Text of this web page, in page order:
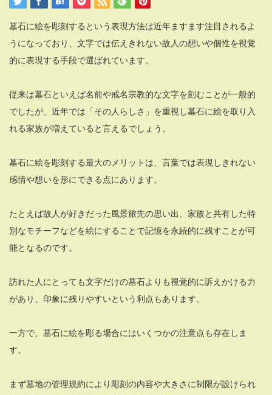
墓石に絵を彫刻するという表現方法は近年ますます注目されるよ
うになっており、文字では伝えきれない故人の想いや個性を視覚
的に表現する手段で選ばれています。
従来は墓石といえば名前や戒名宗教的な文字を刻むことが一般的
でしたが、近年では「その人らしさ」を重視し墓石に絵を取り入
れる家族が増えていると言えるでしょう。
墓石に絵を彫刻する最大のメリットは、言葉では表現しきれない
感情や想いを形にできる点にあります。
たとえば故人が好きだった風景旅先の思い出、家族と共有した特
別なモチーフなどを絵にすることで記憶を永続的に残すことが可
能となるのです。
訪れた人にとっても文字だけの墓石よりも視覚的に訴えかける力
があり、印象に残りやすいという利点もあります。
一方で、墓石に絵を彫る場合にはいくつかの注意点も存在しま
す。
まず墓地の管理規約により彫刻の内容や大きさに制限が設けられ